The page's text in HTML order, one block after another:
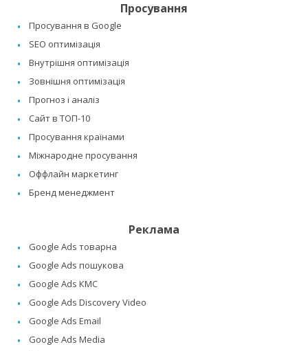
Просування
Просування в Google
SEO оптимізація
Внутрішня оптимізація
Зовнішня оптимізація
Прогноз і аналіз
Сайт в ТОП-10
Просування країнами
Міжнародне просування
Оффлайн маркетинг
Бренд менеджмент
Реклама
Google Ads товарна
Google Ads пошукова
Google Ads КМС
Google Ads Discovery Video
Google Ads Email
Google Ads Media